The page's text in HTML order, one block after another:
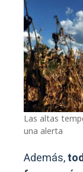
Las altas
una alerta
Además,